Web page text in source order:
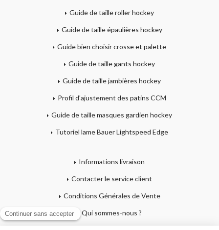
Guide de taille roller hockey
Guide de taille épaulières hockey
Guide bien choisir crosse et palette
Guide de taille gants hockey
Guide de taille jambières hockey
Profil d'ajustement des patins CCM
Guide de taille masques gardien hockey
Tutoriel lame Bauer Lightspeed Edge
Informations livraison
Contacter le service client
Conditions Générales de Vente
Qui sommes-nous ?